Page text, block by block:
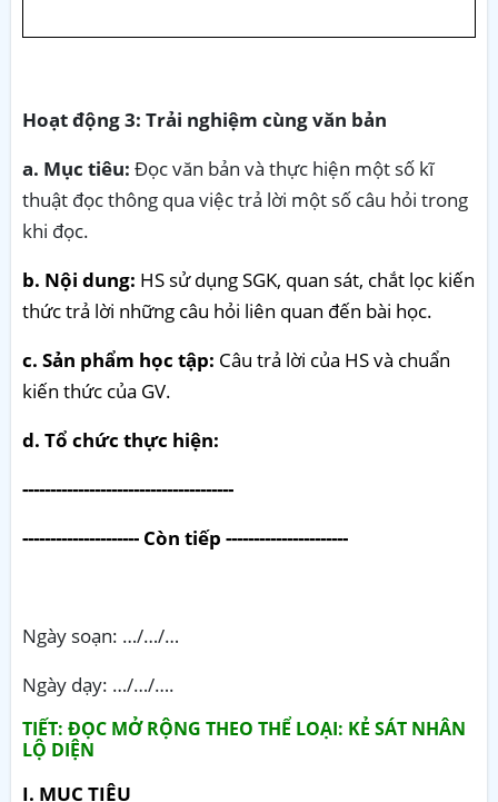
Hoạt động 3: Trải nghiệm cùng văn bản
a. Mục tiêu: Đọc văn bản và thực hiện một số kĩ
thuật đọc thông qua việc trả lời một số câu hỏi trong
khi đọc.
b. Nội dung: HS sử dụng SGK, quan sát, chắt lọc kiến
thức trả lời những câu hỏi liên quan đến bài học.
c. Sản phẩm học tập: Câu trả lời của HS và chuẩn
kiến thức của GV.
d. Tổ chức thực hiện:
--------------------------------------
--------------------- Còn tiếp ----------------------
Ngày soạn: …/…/…
Ngày dạy: …/…/….
TIẾT: ĐỌC MỞ RỘNG THEO THỂ LOẠI: KẺ SÁT NHÂN
LỘ DIỆN
I. MỤC TIÊU